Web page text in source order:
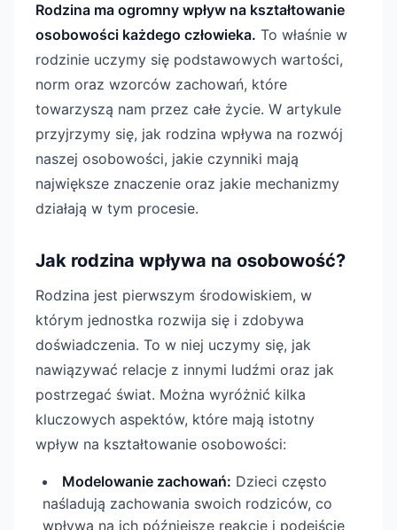
Rodzina ma ogromny wpływ na kształtowanie
osobowości każdego człowieka. To właśnie w
rodzinie uczymy się podstawowych wartości,
norm oraz wzorców zachowań, które
towarzyszą nam przez całe życie. W artykule
przyjrzymy się, jak rodzina wpływa na rozwój
naszej osobowości, jakie czynniki mają
największe znaczenie oraz jakie mechanizmy
działają w tym procesie.
Jak rodzina wpływa na osobowość?
Rodzina jest pierwszym środowiskiem, w
którym jednostka rozwija się i zdobywa
doświadczenia. To w niej uczymy się, jak
nawiązywać relacje z innymi ludźmi oraz jak
postrzegać świat. Można wyróżnić kilka
kluczowych aspektów, które mają istotny
wpływ na kształtowanie osobowości:
Modelowanie zachowań: Dzieci często
naśladują zachowania swoich rodziców, co
wpływa na ich późniejsze reakcje i podejście